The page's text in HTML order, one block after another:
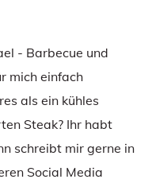
- Barbecue und
mich einfach
als ein kühles
Steak? Ihr habt
schreibt mir gerne in
Social Media